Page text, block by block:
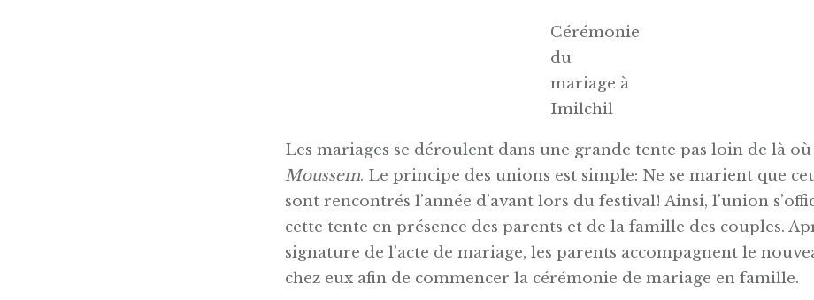
Cérémonie
du
mariage à
Imilchil
Les mariages se déroulent dans une grande tente pas loin de là où
Moussem. Le principe des unions est simple: Ne se marient que
sont rencontrés l’année d’avant lors du festival! Ainsi, l’union
cette tente en présence des parents et de la famille des couples.
signature de l’acte de mariage, les parents accompagnent le
chez eux afin de commencer la cérémonie de mariage en famille.